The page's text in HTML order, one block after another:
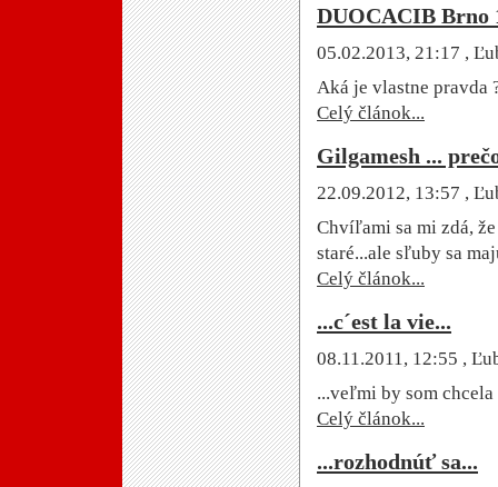
DUOCACIB Brno
05.02.2013, 21:17 ,
Aká je vlastne pravda
Celý článok...
Gilgamesh ...
22.09.2012, 13:57 ,
Chvíľami sa mi zdá,
staré...ale sľuby sa
Celý článok...
...c´est la vie...
08.11.2011, 12:55 ,
...veľmi by som
Celý článok...
...rozhodnúť sa...